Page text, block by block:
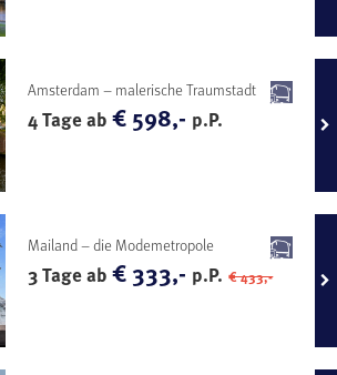
Amsterdam – malerische Traumstadt
4 Tage ab€ 598,- p.P.
Mailand – die Modemetropole
3 Tage ab€ 333,- p.P. € 433,-